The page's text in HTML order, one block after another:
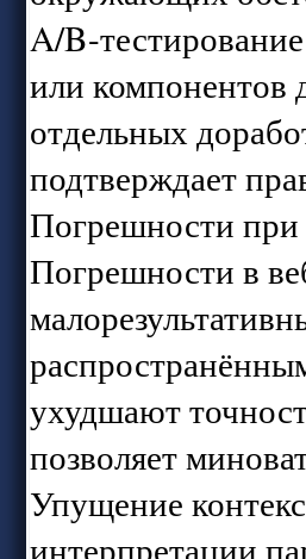
A/B-
или компонентов
отдельных
подтверждает
Погрешности при
Погрешности в
ухудшают
позволяет
Упущение
интерпретации